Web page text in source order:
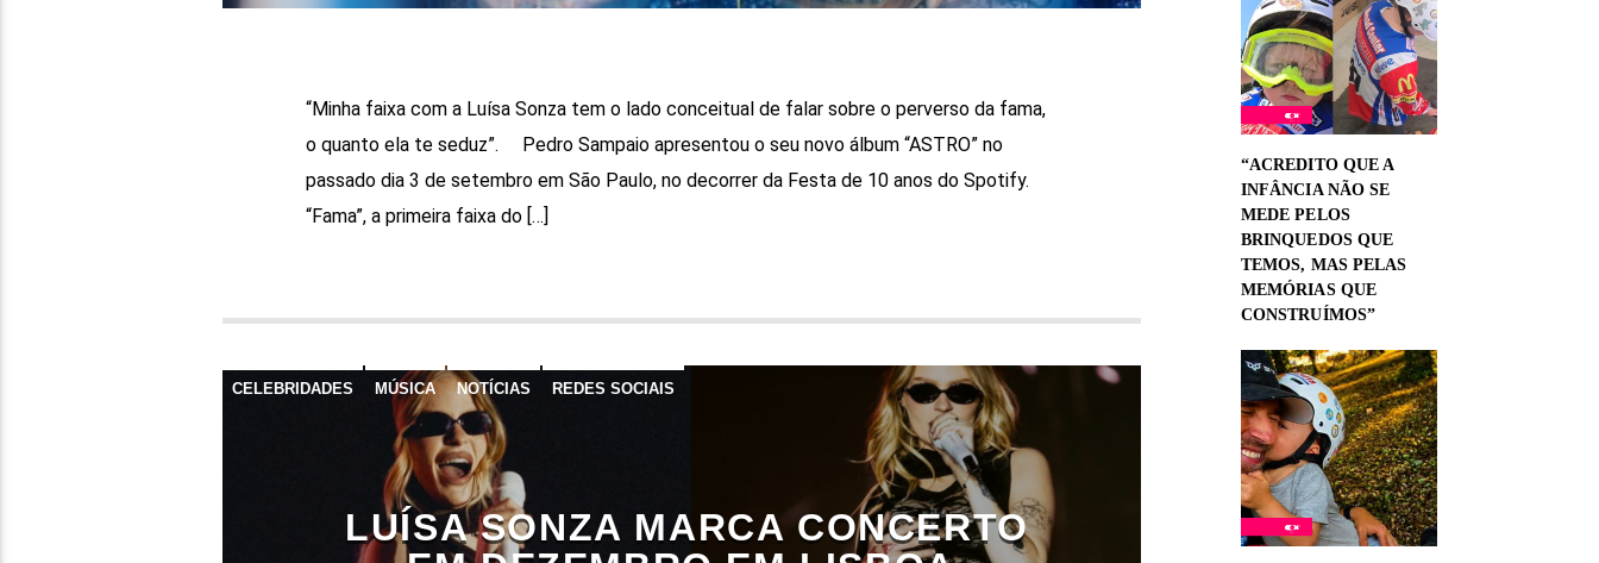
“Minha faixa com a Luísa Sonza tem o lado conceitual de falar sobre o perverso da fama,
o quanto ela te seduz”. Pedro Sampaio apresentou o seu novo álbum “ASTRO” no
passado dia 3 de setembro em São Paulo, no decorrer da Festa de 10 anos do Spotify.
“Fama”, a primeira faixa do […]
CELEBRIDADES MÚSICA NOTÍCIAS REDES SOCIAIS
LUÍSA SONZA MARCA CONCERTO
“ACREDITO QUE A
INFÂNCIA NÃO SE
MEDE PELOS
BRINQUEDOS QUE
TEMOS, MAS PELAS
MEMÓRIAS QUE
CONSTRUÍMOS”